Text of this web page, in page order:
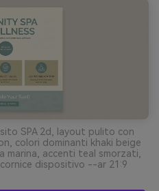
SPA 2d, layout pulito con
colori dominanti khaki beige
marina, accenti teal smorzati,
dispositivo --ar 21:9